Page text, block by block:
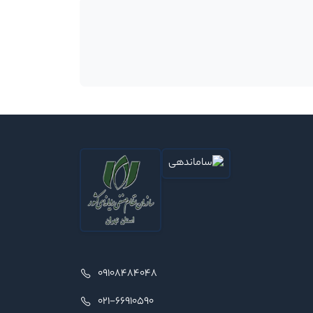
09108484048
021-66910590